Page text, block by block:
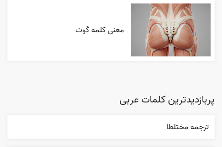
معنی کلمه گوت
پربازدیدترین کلمات عربی
ترجمه مختلطا